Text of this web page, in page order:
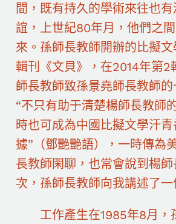
間，既有持久的學術來往也
誼，上世紀80年月，他們之
來。孫師長教師開辦的比擬
輯刊《文貝》，在2014年第2
師長教師致孫景堯師長教師的
“不只有助于清楚楊師長教師
時也可成為中國比擬文學汗
據”（鄧艷艷語），一時傳為
長教師閑聊，也常會說到楊
次，孫師長教師向我講述了一
工作產生在1985年8月，